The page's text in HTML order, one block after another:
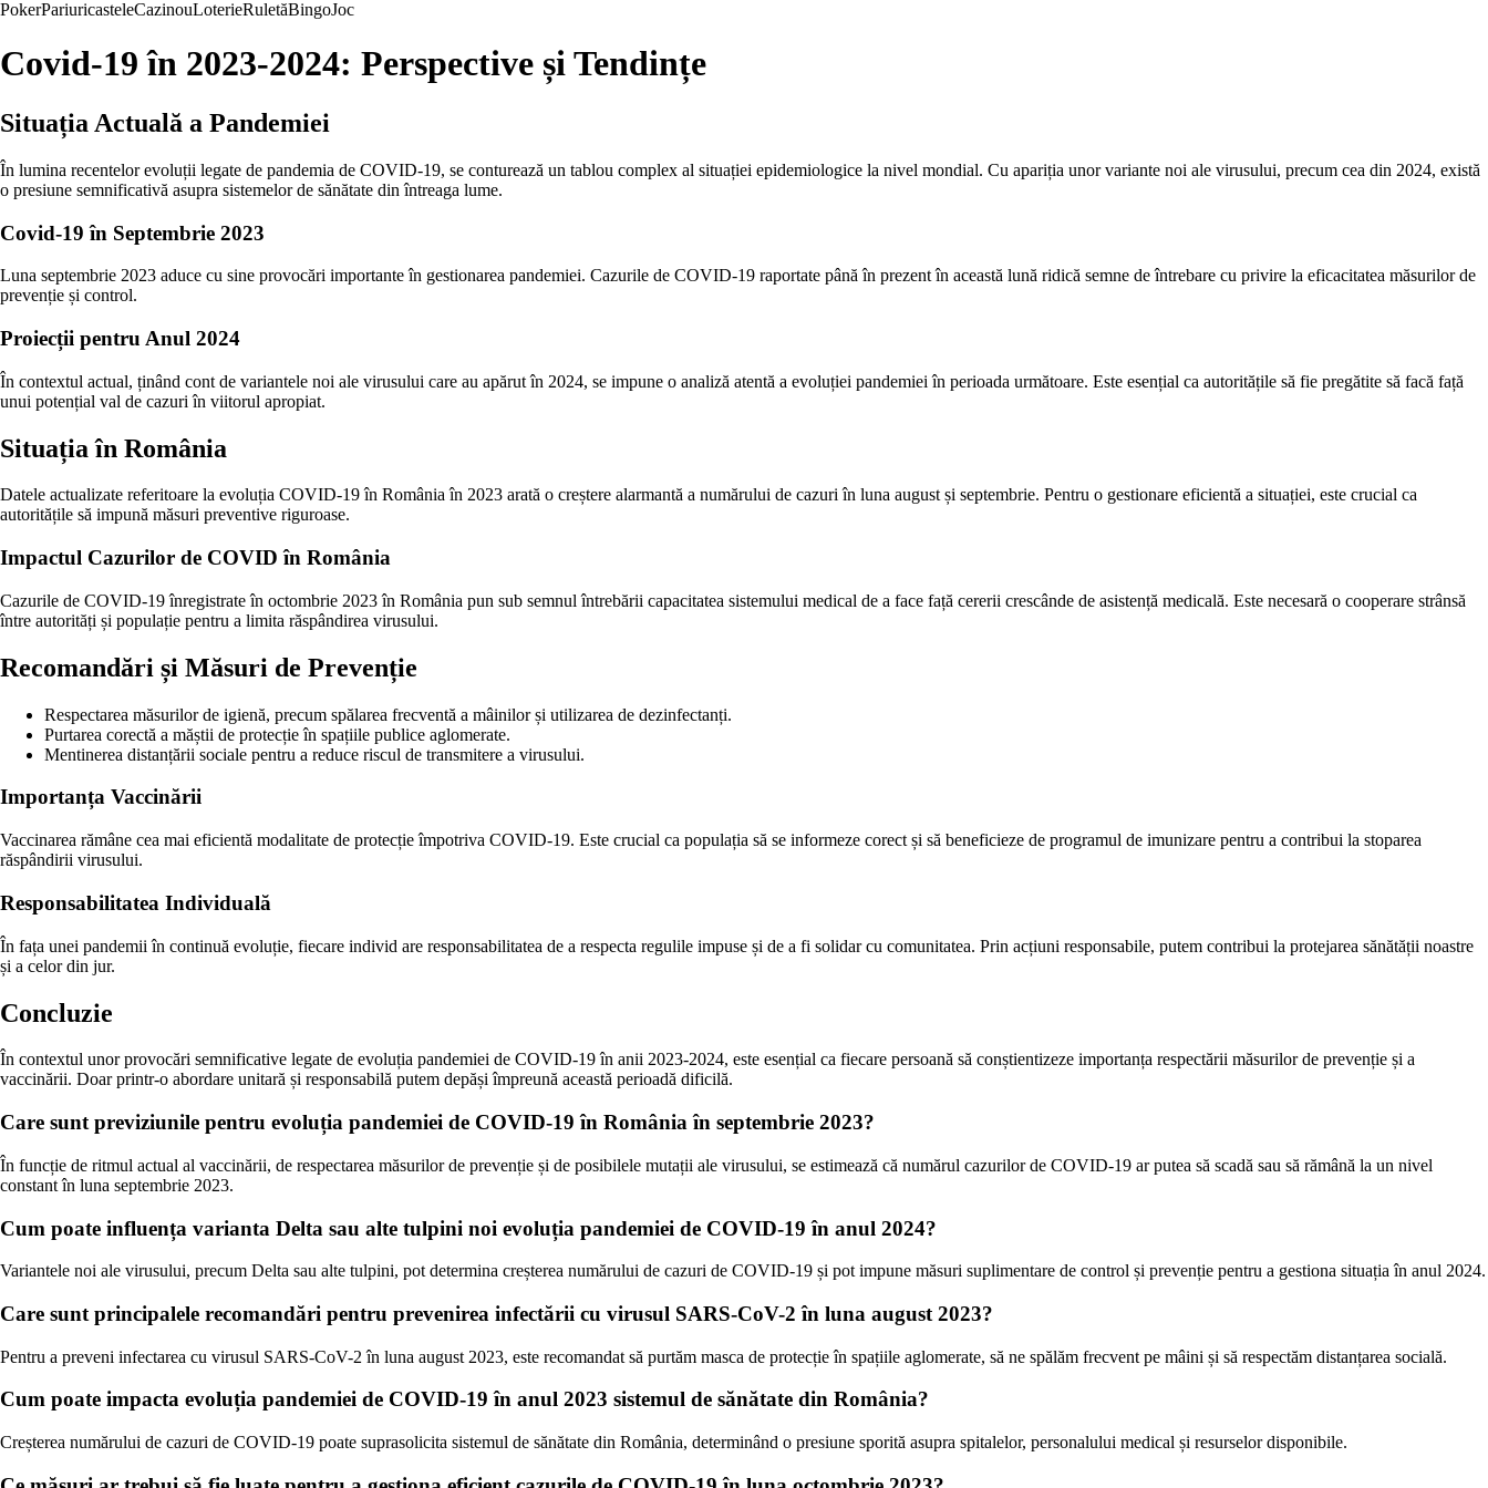
PokerPariuricasteleCazinouLoterieRuletăBingoJoc
Covid-19 în 2023-2024: Perspective și Tendințe
Situația Actuală a Pandemiei
În lumina recentelor evoluții legate de pandemia de COVID-19, se conturează un tablou complex al situației epidemiologice la nivel mondial. Cu apariția unor variante noi ale virusului, precum cea din 2024, există
o presiune semnificativă asupra sistemelor de sănătate din întreaga lume.
Covid-19 în Septembrie 2023
Luna septembrie 2023 aduce cu sine provocări importante în gestionarea pandemiei. Cazurile de COVID-19 raportate până în prezent în această lună ridică semne de întrebare cu privire la eficacitatea măsurilor de
prevenție și control.
Proiecții pentru Anul 2024
În contextul actual, ținând cont de variantele noi ale virusului care au apărut în 2024, se impune o analiză atentă a evoluției pandemiei în perioada următoare. Este esențial ca autoritățile să fie pregătite să facă față
unui potențial val de cazuri în viitorul apropiat.
Situația în România
Datele actualizate referitoare la evoluția COVID-19 în România în 2023 arată o creștere alarmantă a numărului de cazuri în luna august și septembrie. Pentru o gestionare eficientă a situației, este crucial ca
autoritățile să impună măsuri preventive riguroase.
Impactul Cazurilor de COVID în România
Cazurile de COVID-19 înregistrate în octombrie 2023 în România pun sub semnul întrebării capacitatea sistemului medical de a face față cererii crescânde de asistență medicală. Este necesară o cooperare strânsă
între autorități și populație pentru a limita răspândirea virusului.
Recomandări și Măsuri de Prevenție
Respectarea măsurilor de igienă, precum spălarea frecventă a mâinilor și utilizarea de dezinfectanți.
Purtarea corectă a măștii de protecție în spațiile publice aglomerate.
Mentinerea distanțării sociale pentru a reduce riscul de transmitere a virusului.
Importanța Vaccinării
Vaccinarea rămâne cea mai eficientă modalitate de protecție împotriva COVID-19. Este crucial ca populația să se informeze corect și să beneficieze de programul de imunizare pentru a contribui la stoparea
răspândirii virusului.
Responsabilitatea Individuală
În fața unei pandemii în continuă evoluție, fiecare individ are responsabilitatea de a respecta regulile impuse și de a fi solidar cu comunitatea. Prin acțiuni responsabile, putem contribui la protejarea sănătății noastre
și a celor din jur.
Concluzie
În contextul unor provocări semnificative legate de evoluția pandemiei de COVID-19 în anii 2023-2024, este esențial ca fiecare persoană să conștientizeze importanța respectării măsurilor de prevenție și a
vaccinării. Doar printr-o abordare unitară și responsabilă putem depăși împreună această perioadă dificilă.
Care sunt previziunile pentru evoluția pandemiei de COVID-19 în România în septembrie 2023?
În funcție de ritmul actual al vaccinării, de respectarea măsurilor de prevenție și de posibilele mutații ale virusului, se estimează că numărul cazurilor de COVID-19 ar putea să scadă sau să rămână la un nivel
constant în luna septembrie 2023.
Cum poate influența varianta Delta sau alte tulpini noi evoluția pandemiei de COVID-19 în anul 2024?
Variantele noi ale virusului, precum Delta sau alte tulpini, pot determina creșterea numărului de cazuri de COVID-19 și pot impune măsuri suplimentare de control și prevenție pentru a gestiona situația în anul 2024.
Care sunt principalele recomandări pentru prevenirea infectării cu virusul SARS-CoV-2 în luna august 2023?
Pentru a preveni infectarea cu virusul SARS-CoV-2 în luna august 2023, este recomandat să purtăm masca de protecție în spațiile aglomerate, să ne spălăm frecvent pe mâini și să respectăm distanțarea socială.
Cum poate impacta evoluția pandemiei de COVID-19 în anul 2023 sistemul de sănătate din România?
Creșterea numărului de cazuri de COVID-19 poate suprasolicita sistemul de sănătate din România, determinând o presiune sporită asupra spitalelor, personalului medical și resurselor disponibile.